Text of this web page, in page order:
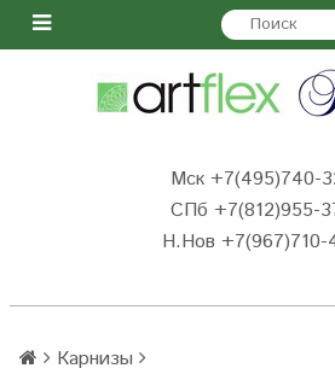
Мск +7(495)740-
СПб +7(812)955-
Н.Нов +7(967)710-
Карнизы